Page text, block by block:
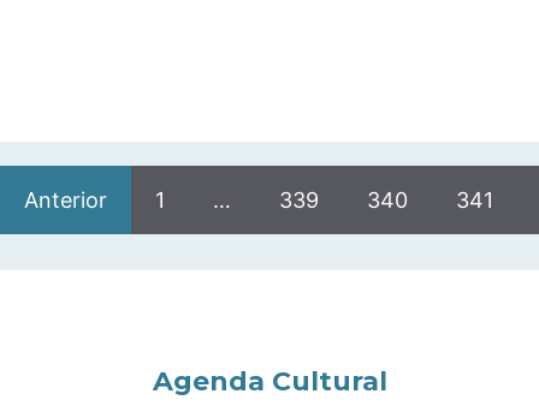
Anterior 1 … 339 340 341
Agenda Cultural